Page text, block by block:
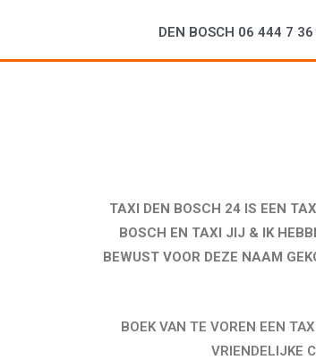
DEN BOSCH 06 444 7
TAXI DEN BOSCH 24 IS EEN
BOSCH EN TAXI JIJ & IK
BEWUST VOOR DEZE NAAM
BOEK VAN TE VOREN EEN
VRIENDELIJKE